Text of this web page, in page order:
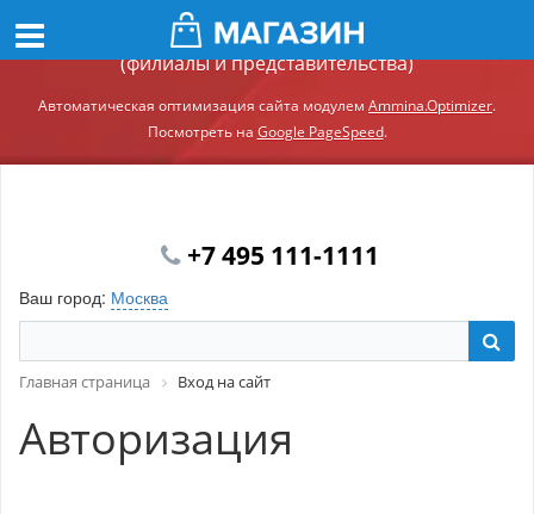
Демонстрационный сайт модуля Ammina.Регионы
(филиалы и представительства)
Автоматическая оптимизация сайта модулем Ammina.Optimizer.
Посмотреть на Google PageSpeed.
+7 495 111-1111
Ваш город: Москва
Главная страница Вход на сайт
Авторизация